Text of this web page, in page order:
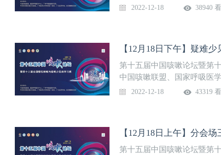
室、广州医科大学附属第一
2022-12-18 38940
【12月18日下午】疑难
第十五届中国咳嗽论坛暨第
中国咳嗽联盟、国家呼吸医
室、广州医科大学附属第一
2022-12-18 43319
【12月18日上午】分会
第十五届中国咳嗽论坛暨第